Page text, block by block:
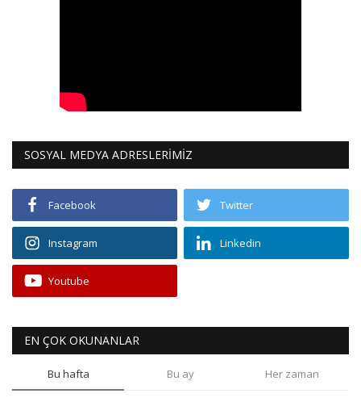
SOSYAL MEDYA ADRESLERİMİZ
Facebook Twitter
Instagram Linkedin
Youtube
EN ÇOK OKUNANLAR
Bu hafta Bu ay Her zaman